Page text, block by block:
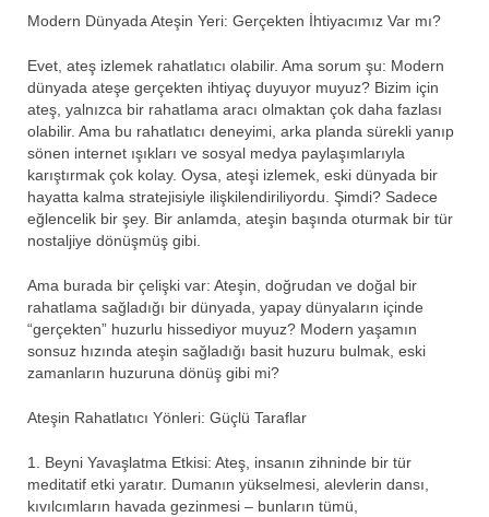
Modern Dünyada Ateşin Yeri: Gerçekten İhtiyacımız Var mı?
Evet, ateş izlemek rahatlatıcı olabilir. Ama sorum şu: Modern
dünyada ateşe gerçekten ihtiyaç duyuyor muyuz? Bizim için
ateş, yalnızca bir rahatlama aracı olmaktan çok daha fazlası
olabilir. Ama bu rahatlatıcı deneyimi, arka planda sürekli yanıp
sönen internet ışıkları ve sosyal medya paylaşımlarıyla
karıştırmak çok kolay. Oysa, ateşi izlemek, eski dünyada bir
hayatta kalma stratejisiyle ilişkilendiriliyordu. Şimdi? Sadece
eğlencelik bir şey. Bir anlamda, ateşin başında oturmak bir tür
nostaljiye dönüşmüş gibi.
Ama burada bir çelişki var: Ateşin, doğrudan ve doğal bir
rahatlama sağladığı bir dünyada, yapay dünyaların içinde
“gerçekten” huzurlu hissediyor muyuz? Modern yaşamın
sonsuz hızında ateşin sağladığı basit huzuru bulmak, eski
zamanların huzuruna dönüş gibi mi?
Ateşin Rahatlatıcı Yönleri: Güçlü Taraflar
1. Beyni Yavaşlatma Etkisi: Ateş, insanın zihninde bir tür
meditatif etki yaratır. Dumanın yükselmesi, alevlerin dansı,
kıvılcımların havada gezinmesi – bunların tümü,